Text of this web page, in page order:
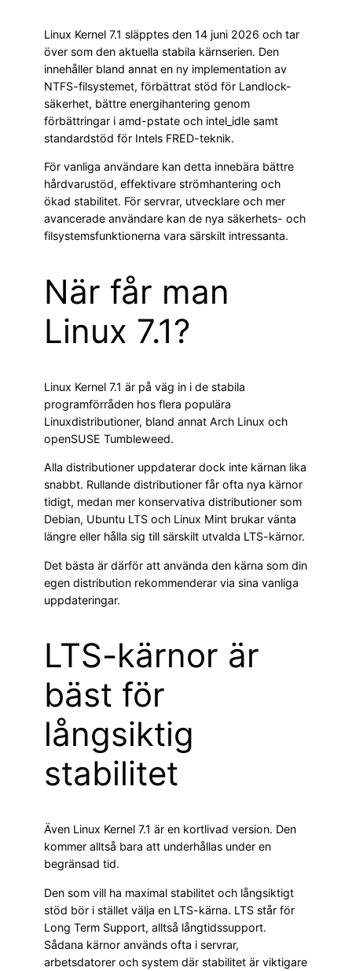
Linux Kernel 7.1 släpptes den 14 juni 2026 och tar
över som den aktuella stabila kärnserien. Den
innehåller bland annat en ny implementation av
NTFS-filsystemet, förbättrat stöd för Landlock-
säkerhet, bättre energihantering genom
förbättringar i amd-pstate och intel_idle samt
standardstöd för Intels FRED-teknik.
För vanliga användare kan detta innebära bättre
hårdvarustöd, effektivare strömhantering och
ökad stabilitet. För servrar, utvecklare och mer
avancerade användare kan de nya säkerhets- och
filsystemsfunktionerna vara särskilt intressanta.
När får man
Linux 7.1?
Linux Kernel 7.1 är på väg in i de stabila
programförråden hos flera populära
Linuxdistributioner, bland annat Arch Linux och
openSUSE Tumbleweed.
Alla distributioner uppdaterar dock inte kärnan lika
snabbt. Rullande distributioner får ofta nya kärnor
tidigt, medan mer konservativa distributioner som
Debian, Ubuntu LTS och Linux Mint brukar vänta
längre eller hålla sig till särskilt utvalda LTS-kärnor.
Det bästa är därför att använda den kärna som din
egen distribution rekommenderar via sina vanliga
uppdateringar.
LTS-kärnor är
bäst för
långsiktig
stabilitet
Även Linux Kernel 7.1 är en kortlivad version. Den
kommer alltså bara att underhållas under en
begränsad tid.
Den som vill ha maximal stabilitet och långsiktigt
stöd bör i stället välja en LTS-kärna. LTS står för
Long Term Support, alltså långtidssupport.
Sådana kärnor används ofta i servrar,
arbetsdatorer och system där stabilitet är viktigare